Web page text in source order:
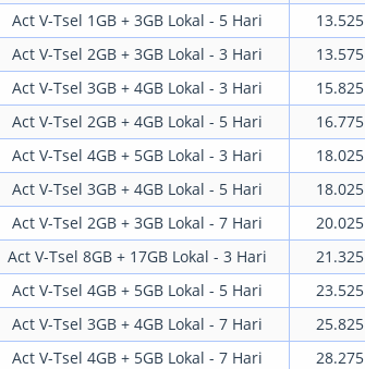
Act V-Tsel 1GB + 3GB Lokal - 5 Hari 13.525
Act V-Tsel 2GB + 3GB Lokal - 3 Hari 13.575
Act V-Tsel 3GB + 4GB Lokal - 3 Hari 15.825
Act V-Tsel 2GB + 4GB Lokal - 5 Hari 16.775
Act V-Tsel 4GB + 5GB Lokal - 3 Hari 18.025
Act V-Tsel 3GB + 4GB Lokal - 5 Hari 18.025
Act V-Tsel 2GB + 3GB Lokal - 7 Hari 20.025
Act V-Tsel 8GB + 17GB Lokal - 3 Hari 21.325
Act V-Tsel 4GB + 5GB Lokal - 5 Hari 23.525
Act V-Tsel 3GB + 4GB Lokal - 7 Hari 25.825
Act V-Tsel 4GB + 5GB Lokal - 7 Hari 28.275